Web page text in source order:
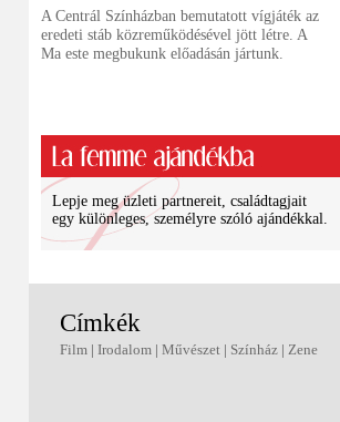
A Centrál Színházban bemutatott vígjáték az
eredeti stáb közreműködésével jött létre. A
Ma este megbukunk előadásán jártunk.
Lepje meg üzleti partnereit, családtagjait
egy különleges, személyre szóló ajándékkal.
Címkék
Film | Irodalom | Művészet | Színház | Zene